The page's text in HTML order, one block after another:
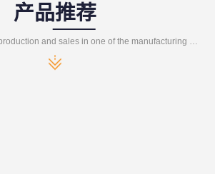
产品推荐
Development, design, production and sales in one of the manufacturing enterprises